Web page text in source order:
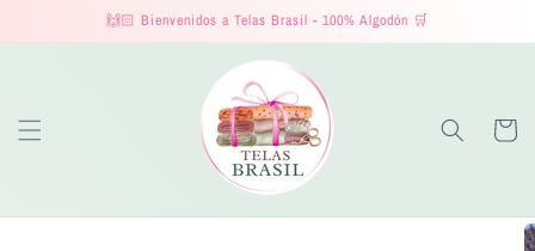
directamente
al contenido
🙌🏻 Bienvenidos a Telas Brasil - 100% Algodón 🛒
Carrito
directamente